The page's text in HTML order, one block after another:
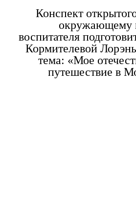
Конспект
окружающему
воспитателя
Кормителевой
тема: «Мое
путешествие в